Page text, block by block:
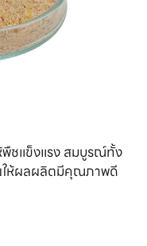
พืชแข็งแรง สมบูรณ์ทั้ง
ให้ผลผลิตมีคุณภาพดี